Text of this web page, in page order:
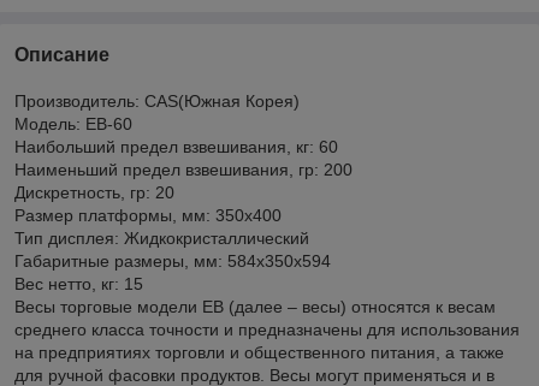
Описание
Производитель: CAS(Южная Корея)
Модель: EB-60
Наибольший предел взвешивания, кг: 60
Наименьший предел взвешивания, гр: 200
Дискретность, гр: 20
Размер платформы, мм: 350х400
Тип дисплея: Жидкокристаллический
Габаритные размеры, мм: 584x350x594
Вес нетто, кг: 15
Весы торговые модели EB (далее – весы) относятся к весам
среднего класса точности и предназначены для использования
на предприятиях торговли и общественного питания, а также
для ручной фасовки продуктов. Весы могут применяться и в